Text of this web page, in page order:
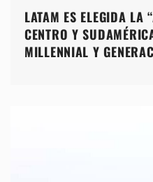
LATAM ES ELEGIDA LA
CENTRO Y
MILLENNIAL Y